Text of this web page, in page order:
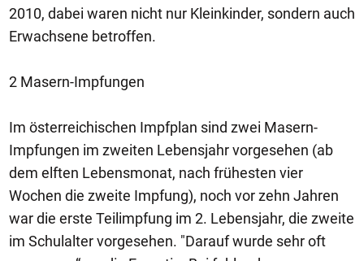
2010, dabei waren nicht nur Kleinkinder, sondern auch
Erwachsene betroffen.
2 Masern-Impfungen
Im österreichischen Impfplan sind zwei Masern-
Impfungen im zweiten Lebensjahr vorgesehen (ab
dem elften Lebensmonat, nach frühesten vier
Wochen die zweite Impfung), noch vor zehn Jahren
war die erste Teilimpfung im 2. Lebensjahr, die zweite
im Schulalter vorgesehen. "Darauf wurde sehr oft